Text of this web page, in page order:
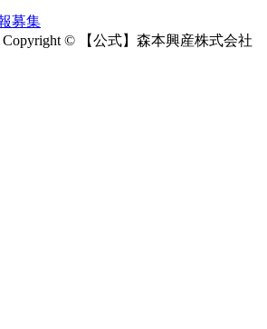
Copyright © 【公式】森本興産株式会社